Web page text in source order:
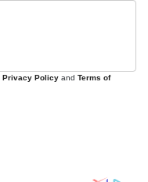
Privacy Policy and Terms of